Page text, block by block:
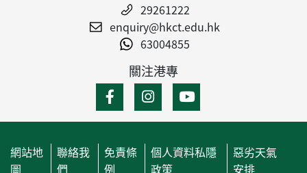
29261222
enquiry@hkct.edu.hk
63004855
關注港專
網站地
圖
聯絡我
們
免責條
例
個人資料私隱
政策
惡劣天氣
安排